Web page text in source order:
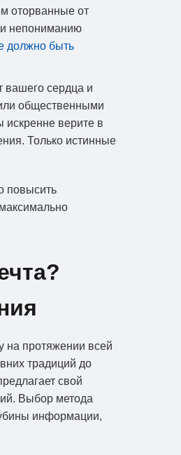
оторванные от
и непониманию
должно быть
вашего сердца и
общественными
искренне верите в
Только истинные
повысить
на протяжении всей
традиций до
свой
Выбор метода
информации,